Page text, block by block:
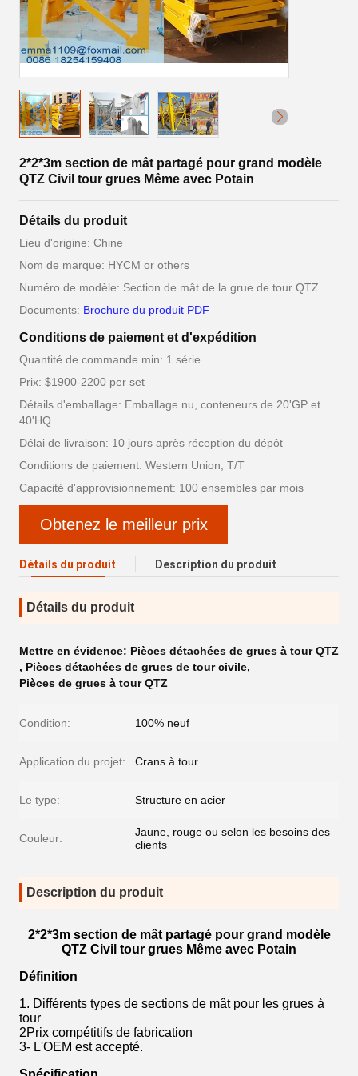
2*2*3m section de mât partagé pour grand modèle
QTZ Civil tour grues Même avec Potain
Détails du produit
Lieu d'origine: Chine
Nom de marque: HYCM or others
Numéro de modèle: Section de mât de la grue de tour QTZ
Documents: Brochure du produit PDF
Conditions de paiement et d'expédition
Quantité de commande min: 1 série
Prix: $1900-2200 per set
Détails d'emballage: Emballage nu, conteneurs de 20'GP et
40'HQ.
Délai de livraison: 10 jours après réception du dépôt
Conditions de paiement: Western Union, T/T
Capacité d'approvisionnement: 100 ensembles par mois
Obtenez le meilleur prix
Détails du produit Description du produit
Détails du produit
Mettre en évidence: Pièces détachées de grues à tour QTZ
, Pièces détachées de grues de tour civile,
Pièces de grues à tour QTZ
Condition: 100% neuf
Application du projet: Crans à tour
Le type: Structure en acier
Couleur:
Jaune, rouge ou selon les besoins des
clients
Description du produit
2*2*3m section de mât partagé pour grand modèle
QTZ Civil tour grues Même avec Potain
Définition
1. Différents types de sections de mât pour les grues à
tour
2Prix compétitifs de fabrication
3- L'OEM est accepté.